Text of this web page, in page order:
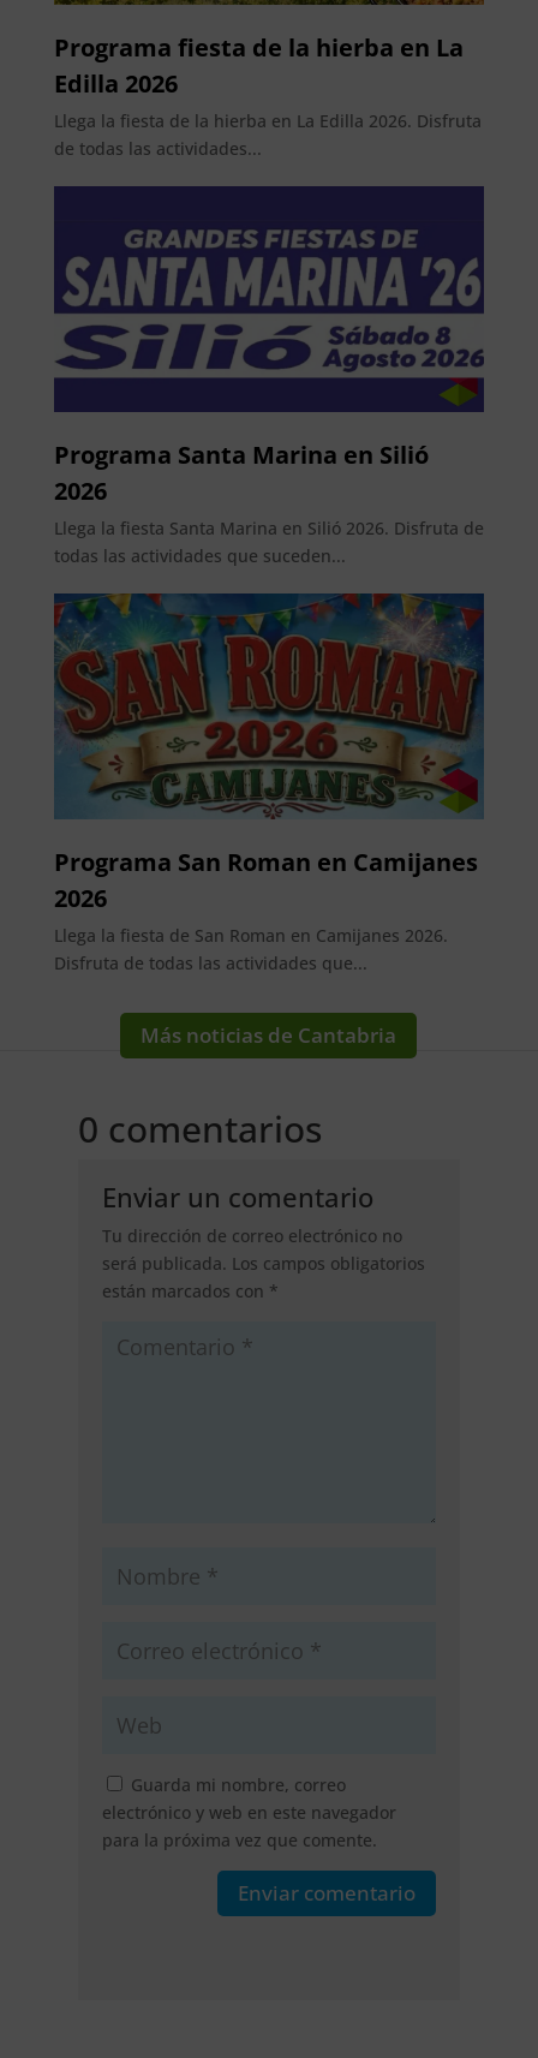
Programa fiesta de la hierba en La
Edilla 2026
Llega la fiesta de la hierba en La Edilla 2026. Disfruta
de todas las actividades...
Programa Santa Marina en Silió
2026
Llega la fiesta Santa Marina en Silió 2026. Disfruta de
todas las actividades que suceden...
Programa San Roman en Camijanes
2026
Llega la fiesta de San Roman en Camijanes 2026.
Disfruta de todas las actividades que...
Más noticias de Cantabria
0 comentarios
Enviar un comentario
Tu dirección de correo electrónico no
será publicada. Los campos obligatorios
están marcados con *
Guarda mi nombre, correo
electrónico y web en este navegador
para la próxima vez que comente.
Enviar comentario